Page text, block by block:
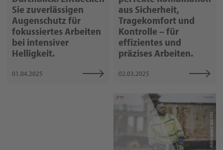
Sie zuverlässigen
Augenschutz für
fokussiertes Arbeiten
bei intensiver
Helligkeit.
01.04.2025
aus Sicherheit,
Tragekomfort und
Kontrolle – für
effizientes und
präzises Arbeiten.
02.03.2025